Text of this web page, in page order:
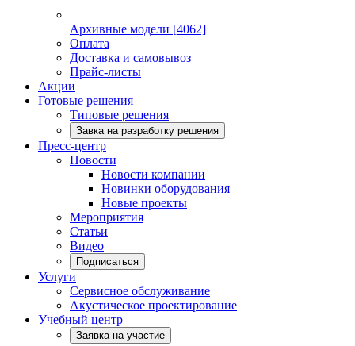
Архивные модели [4062]
Оплата
Доставка и самовывоз
Прайс-листы
Акции
Готовые решения
Типовые решения
Завка на разработку решения
Пресс-центр
Новости
Новости компании
Новинки оборудования
Новые проекты
Мероприятия
Статьи
Видео
Подписаться
Услуги
Сервисное обслуживание
Акустическое проектирование
Учебный центр
Заявка на участие